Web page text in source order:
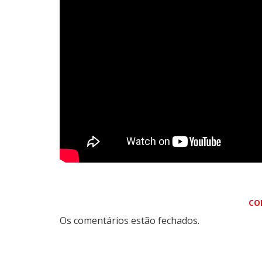
Os comentários estão fechados.